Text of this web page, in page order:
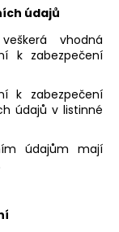
údajů
vhodná
k zabezpečení
k zabezpečení
údajů v listinné
údajům mají